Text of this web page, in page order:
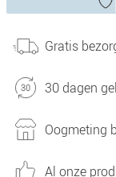
Gratis
30 dagen
Oogmeting
Al onze